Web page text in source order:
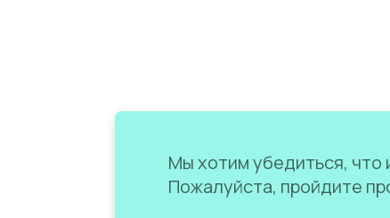
Мы хотим убедиться, что
Пожалуйста, пройдите